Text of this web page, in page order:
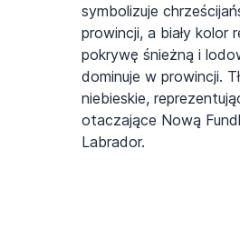
symbolizuje
prowincji, a biały kolor
pokrywę śnieżną i
dominuje w prowincji.
niebieskie,
otaczające Nową
Labrador.